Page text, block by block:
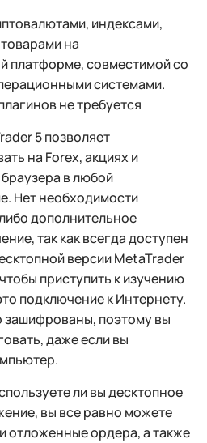
индексами,
на
платформе, совместимой со
системами.
не требуется
5 позволяет
на Forex, акциях и
в любой
Нет необходимости
дополнительное
так как всегда доступен
версии MetaTrader
приступить к изучению
подключение к Интернету.
поэтому вы
даже если вы
ли вы десктопное
вы все равно можете
отложенные ордера, а также